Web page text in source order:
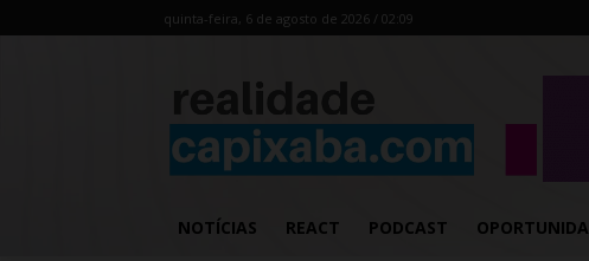
quinta-feira, 6 de agosto de 2026 / 02:09
NOTÍCIAS REACT PODCAST